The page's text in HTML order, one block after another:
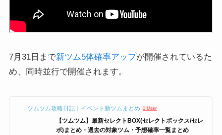
7月31日まで新ツ ム5体確率アップが開催されているた
め、同時並行で開催されます。
ツムツム攻略日記｜イベント新ツムまとめ 1 User
【ツムツム】最新セレクトBOX(セレクトボックス/セレ
ボ)まとめ・過去の対象ツム・予想確率一覧まとめ